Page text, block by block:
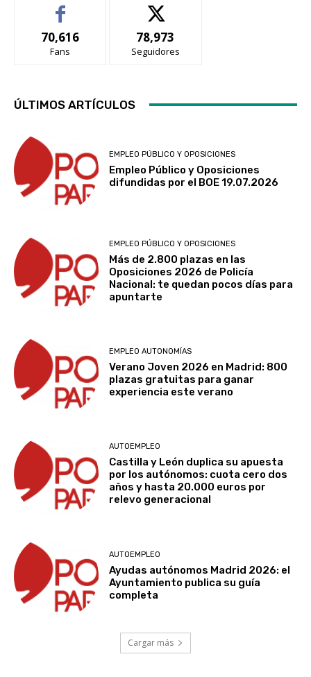
70,616
Fans
78,973
Seguidores
ÚLTIMOS ARTÍCULOS
EMPLEO PÚBLICO Y OPOSICIONES
Empleo Público y Oposiciones
difundidas por el BOE 19.07.2026
EMPLEO PÚBLICO Y OPOSICIONES
Más de 2.800 plazas en las
Oposiciones 2026 de Policía
Nacional: te quedan pocos días para
apuntarte
EMPLEO AUTONOMÍAS
Verano Joven 2026 en Madrid: 800
plazas gratuitas para ganar
experiencia este verano
AUTOEMPLEO
Castilla y León duplica su apuesta
por los autónomos: cuota cero dos
años y hasta 20.000 euros por
relevo generacional
AUTOEMPLEO
Ayudas autónomos Madrid 2026: el
Ayuntamiento publica su guía
completa
Cargar más